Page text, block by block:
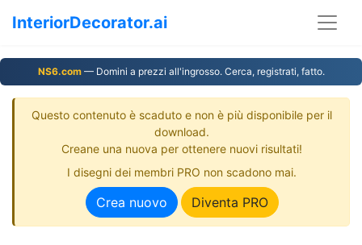
InteriorDecorator.ai
NS6.com— Domini a prezzi all'ingrosso. Cerca, registrati, fatto.
Questo contenuto è scaduto e non è più disponibile per il
download.
Creane una nuova per ottenere nuovi risultati!
I disegni dei membri PRO non scadono mai.
Crea nuovo Diventa PRO